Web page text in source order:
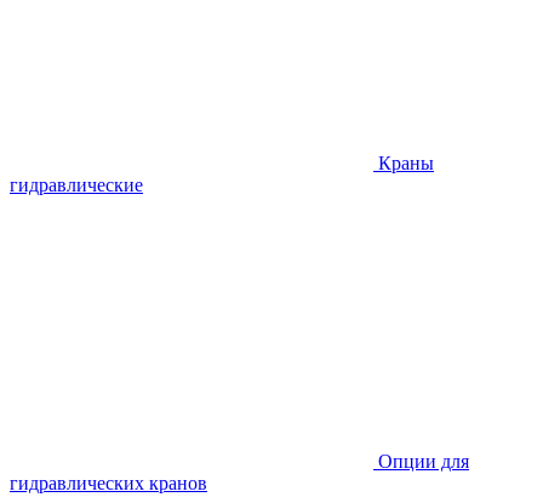
Краны
гидравлические
Опции для
гидравлических кранов